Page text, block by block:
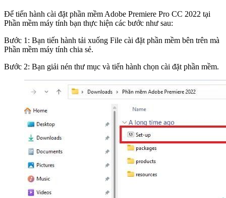
Để tiến hành cài đặt phần mềm Adobe Premiere Pro CC 2022 tại
Phần mềm máy tính bạn thực hiện các bước như sau:
Bước 1: Bạn tiến hành tải xuống File cài đặt phần mềm bên trên mà
Phần mềm máy tính chia sẻ.
Bước 2: Bạn giải nén thư mục và tiến hành chọn cài đặt phần mềm.